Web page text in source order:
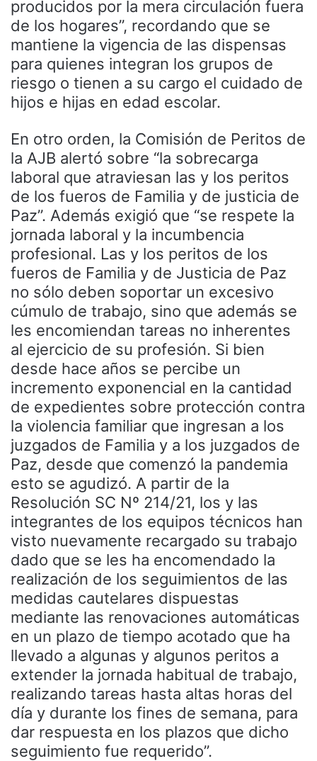
producidos por la mera circulación fuera
de los hogares”, recordando que se
mantiene la vigencia de las dispensas
para quienes integran los grupos de
riesgo o tienen a su cargo el cuidado de
hijos e hijas en edad escolar.
En otro orden, la Comisión de Peritos de
la AJB alertó sobre “la sobrecarga
laboral que atraviesan las y los peritos
de los fueros de Familia y de justicia de
Paz”. Además exigió que “se respete la
jornada laboral y la incumbencia
profesional. Las y los peritos de los
fueros de Familia y de Justicia de Paz
no sólo deben soportar un excesivo
cúmulo de trabajo, sino que además se
les encomiendan tareas no inherentes
al ejercicio de su profesión. Si bien
desde hace años se percibe un
incremento exponencial en la cantidad
de expedientes sobre protección contra
la violencia familiar que ingresan a los
juzgados de Familia y a los juzgados de
Paz, desde que comenzó la pandemia
esto se agudizó. A partir de la
Resolución SC Nº 214/21, los y las
integrantes de los equipos técnicos han
visto nuevamente recargado su trabajo
dado que se les ha encomendado la
realización de los seguimientos de las
medidas cautelares dispuestas
mediante las renovaciones automáticas
en un plazo de tiempo acotado que ha
llevado a algunas y algunos peritos a
extender la jornada habitual de trabajo,
realizando tareas hasta altas horas del
día y durante los fines de semana, para
dar respuesta en los plazos que dicho
seguimiento fue requerido”.